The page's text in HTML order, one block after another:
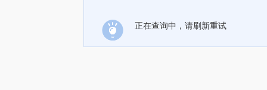
正在查询中，请刷新重试